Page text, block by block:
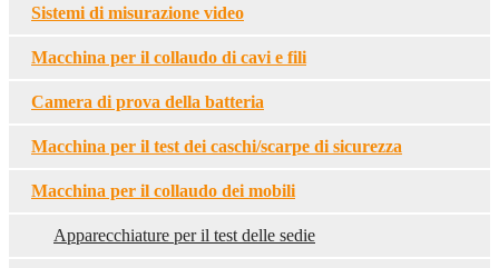
Sistemi di misurazione video
Macchina per il collaudo di cavi e fili
Camera di prova della batteria
Macchina per il test dei caschi/scarpe di sicurezza
Macchina per il collaudo dei mobili
Apparecchiature per il test delle sedie